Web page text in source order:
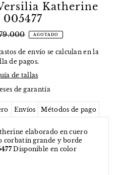
Katherine
005477
AGOTADO
de envío se calculan en la
de pagos.
de tallas
de garantía
Envíos Métodos de pago
elaborado en cuero
corbatín grande y borde
Disponible en color